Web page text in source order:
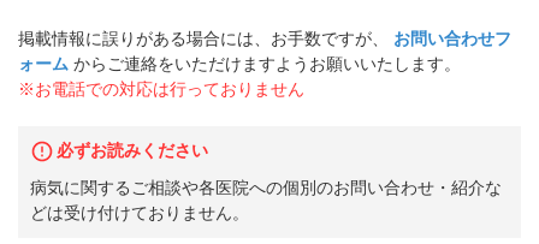
掲載情報に誤りがある場合には、お手数ですが、
お問い合わせフ
ォーム からご連絡をいただけますようお願いいたします。
※お電話での対応は行っておりません
必ずお読みください
病気に関するご相談や各医院への個別のお問い合わせ・紹介な
どは受け付けておりません。